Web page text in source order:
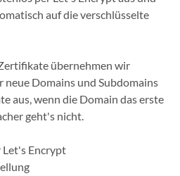
auf die verschlüsselte
übernehmen wir
neue Domains und Subdomains
aus, wenn die Domain das erste
geht's nicht.
Let's Encrypt